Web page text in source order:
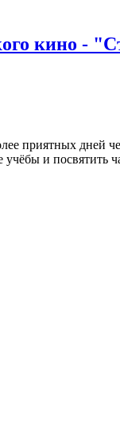
кино -
приятных дней
учёбы и посвятить